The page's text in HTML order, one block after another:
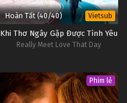
Hoàn Tất (40/40) Vietsub
Khi Thơ Ngây Gặp Được Tình Yêu
Really Meet Love That Day
Phim lẻ